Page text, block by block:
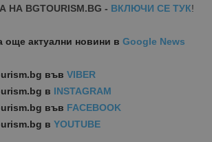
BGTOURISM.BG - ВКЛЮЧИ СЕ ТУК!
още актуални новини в Google News
във VIBER
в INSTAGRAM
във FACEBOOK
в YOUTUBE